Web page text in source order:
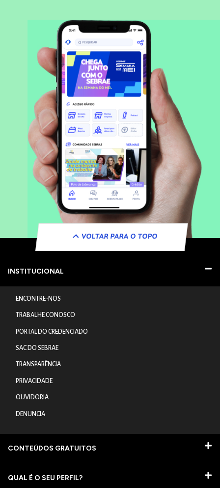
VOLTAR PARA O TOPO
INSTITUCIONAL
ENCONTRE-NOS
TRABALHE CONOSCO
PORTAL DO CREDENCIADO
SAC DO SEBRAE
TRANSPARÊNCIA
PRIVACIDADE
OUVIDORIA
DENUNCIA
CONTEÚDOS GRATUITOS
QUAL É O SEU PERFIL?